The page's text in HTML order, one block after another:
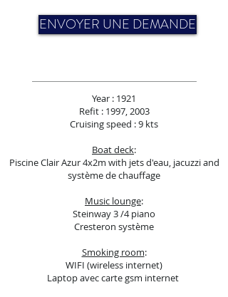
ENVOYER UNE DEMANDE
Year : 1921
Refit : 1997, 2003
Cruising speed : 9 kts
Boat deck:
Piscine Clair Azur 4x2m with jets d'eau, jacuzzi and
système de chauffage
Music lounge:
Steinway 3 /4 piano
Cresteron système
Smoking room:
WIFI (wireless internet)
Laptop avec carte gsm internet